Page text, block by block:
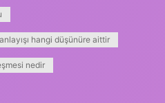
hangi düşünüre aittir
nedir